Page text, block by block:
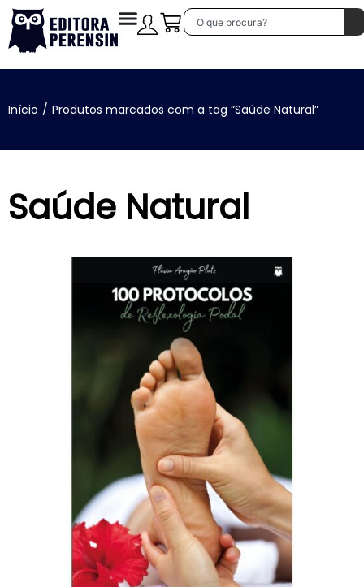
Início / Produtos marcados com a tag “Saúde Natural”
Saúde Natural